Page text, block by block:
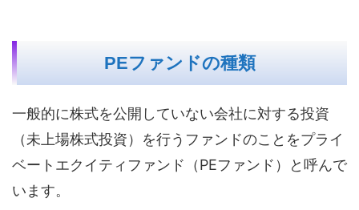
PEファンドの種類
一般的に株式を公開していない会社に対する投資
（未上場株式投資）を行うファンドのことをプライ
ベートエクイティファンド（PEファンド）と呼んで
います。